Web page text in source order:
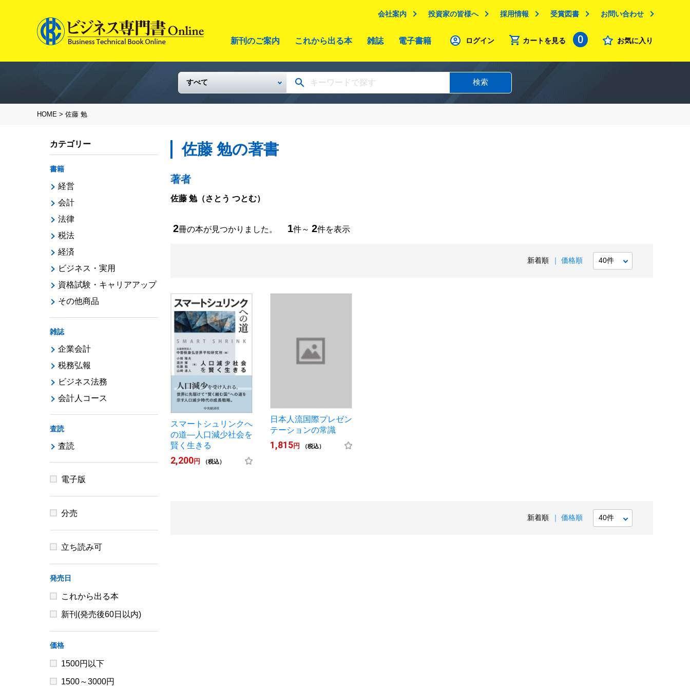
会社案内 投資家の皆様へ 採用情報 受賞図書 お問い合わせ
新刊のご案内 これから出る本 雑誌 電子書籍 ログイン カートを見る 0 お気に入り
検索
HOME > 佐藤 勉
佐藤 勉の著書
著者
佐藤 勉（さとう つとむ）
2冊の本が見つかりました。 1件～ 2件を表示
新着順 価格順
スマートシュリンクへ
の道―人口減少社会を
賢く生きる
2,200円 （税込）
日本人流国際プレゼン
テーションの常識
1,815円 （税込）
新着順 価格順
カテゴリー
書籍
経営
会計
法律
税法
経済
ビジネス・実用
資格試験・キャリアアップ
その他商品
雑誌
企業会計
税務弘報
ビジネス法務
会計人コース
査読
査読
電子版
分売
立ち読み可
発売日
これから出る本
新刊(発売後60日以内)
価格
1500円以下
1500～3000円